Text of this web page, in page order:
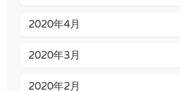
2020年4月
2020年3月
2020年2月